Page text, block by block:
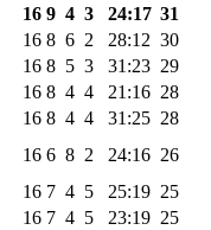
16 9 4 3 24:17 31
16 8 6 2 28:12 30
16 8 5 3 31:23 29
16 8 4 4 21:16 28
16 8 4 4 31:25 28
16 6 8 2 24:16 26
16 7 4 5 25:19 25
16 7 4 5 23:19 25